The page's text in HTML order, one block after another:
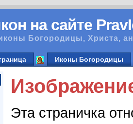
на сайте
Богородицы, Христа,
Иконы Богородицы
Эта страничка